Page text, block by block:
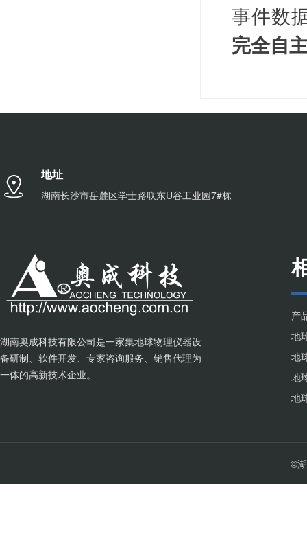
事件数
完全自
地址
湖南长沙市岳麓区学士路联东U谷工业园7#栋
湖南奥成科技有限公司是一家集地球物理仪器设
备研制、软件开发、专家咨询服务、销售代理为
一体的高新技术企业。
产
©